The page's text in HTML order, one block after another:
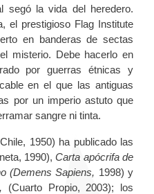
segó la vida del heredero.
el prestigioso Flag Institute
en banderas de sectas
misterio. Debe hacerlo en
por guerras étnicas y
en el que las antiguas
por un imperio astuto que
sangre ni tinta.
1950) ha publicado las
1990),Carta apócrifa de
(Demens Sapiens, 1998) y
(Cuarto Propio, 2003); los